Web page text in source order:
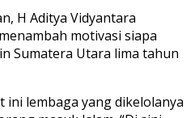
H Aditya Vidyantara
motivasi siapa
Sumatera Utara lima tahun
ini lembaga yang dikelolanya